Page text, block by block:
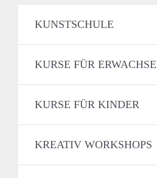
KUNSTSCHULE
KURSE FÜR
KURSE FÜR KINDER
KREATIV WORKSHOPS